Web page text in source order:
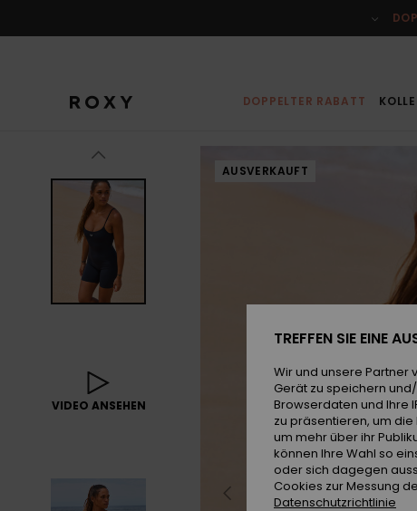
DOPPELTER RABATT
VIDEO ANSEHEN
AUSVERKAUFT
TREFFEN SIE EINE
Wir und unsere
Gerät zu speichern
Browserdaten und Ihre
zu präsentieren, um
um mehr über ihr
können Ihre Wahl so
oder sich dagegen
Cookies zur Messung
Datenschutzrichtlinie